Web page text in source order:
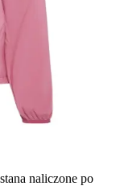
naliczone po